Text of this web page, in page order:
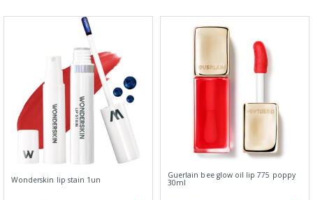
Wonderskin lip stain 1un Guerlain bee glow oil lip 775 poppy
30ml